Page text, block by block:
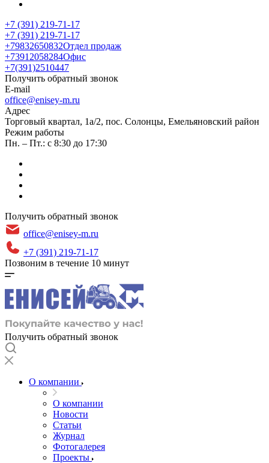
+7 (391) 219-71-17
+7 (391) 219-71-17
+79832650832Отдел продаж
+73912058284Офис
+7(391)2510447
Получить обратный звонок
E-mail
office@enisey-m.ru
Адрес
​Торговый квартал, 1а/2, пос. Солонцы, Емельяновский район
Режим работы
Пн. – Пт.: с 8:30 до 17:30
Получить обратный звонок
office@enisey-m.ru
+7 (391) 219-71-17
Позвоним в течение 10 минут
Получить обратный звонок
О компании
О компании
Новости
Статьи
Журнал
Фотогалерея
Проекты